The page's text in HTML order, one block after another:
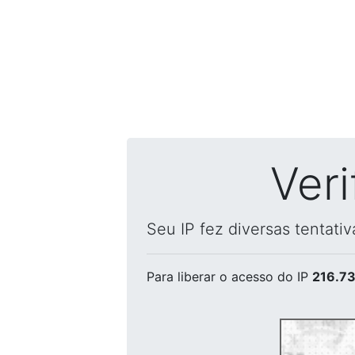
Seu IP fez diversas
Para liberar o acesso do IP